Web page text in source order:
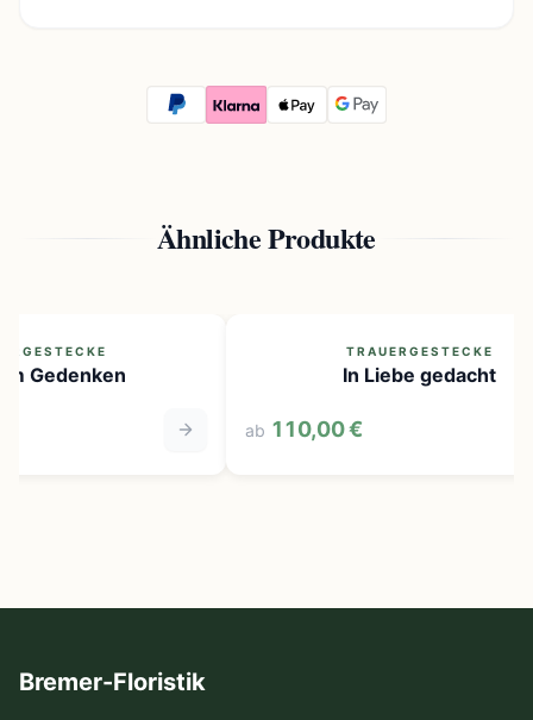
Ähnliche Produkte
Gedenken
TRAUERGESTECKE
In Liebe gedacht
ab 110,00 €
Bremer-Floristik